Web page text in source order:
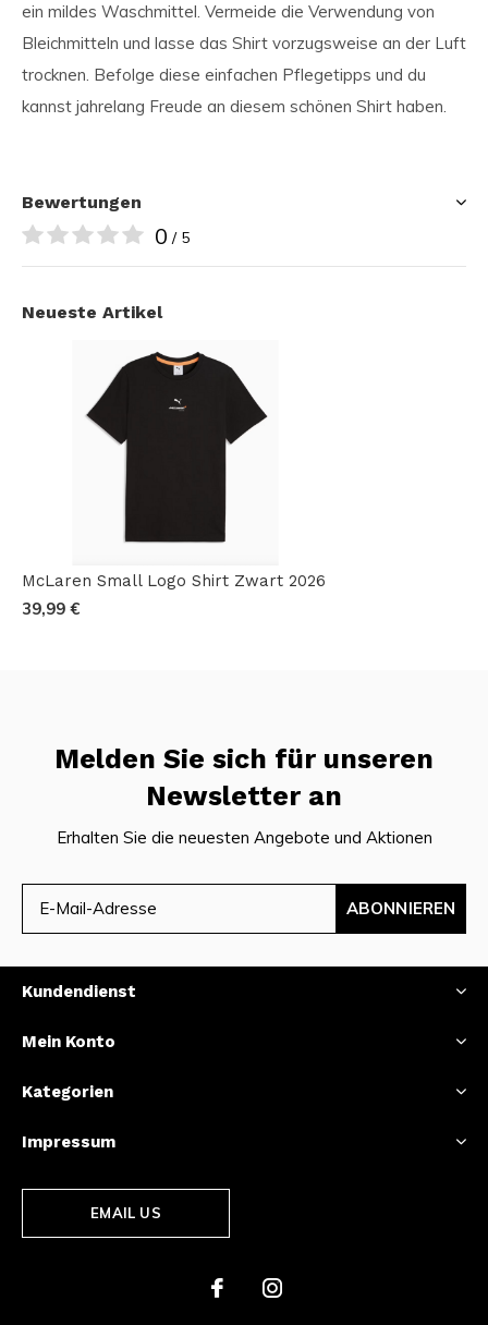
ein mildes Waschmittel. Vermeide die Verwendung von
Bleichmitteln und lasse das Shirt vorzugsweise an der Luft
trocknen. Befolge diese einfachen Pflegetipps und du
kannst jahrelang Freude an diesem schönen Shirt haben.
Bewertungen
0 / 5
Neueste Artikel
McLaren Small Logo Shirt Zwart 2026
39,99 €
Melden Sie sich für unseren
Newsletter an
Erhalten Sie die neuesten Angebote und Aktionen
ABONNIEREN
Kundendienst
Mein Konto
Kategorien
Impressum
EMAIL US